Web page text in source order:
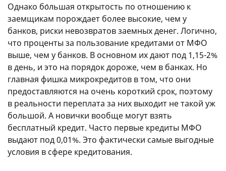
Однако бо́льшая открытость по отношению к
заемщикам порождает более высокие, чем у
банков, риски невозвратов заемных денег. Логично,
что проценты за пользование кредитами от МФО
выше, чем у банков. В основном их дают под 1,15-2%
в день, и это на порядок дороже, чем в банках. Но
главная фишка микрокредитов в том, что они
предоставляются на очень короткий срок, поэтому
в реальности переплата за них выходит не такой уж
большой. А новички вообще могут взять
бесплатный кредит. Часто первые кредиты МФО
выдают под 0,01%. Это фактически самые выгодные
условия в сфере кредитования.